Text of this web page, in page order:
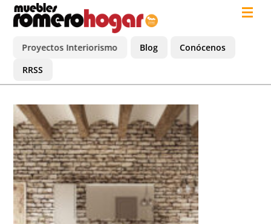
Proyectos Interiorismo Blog
Conócenos
RRSSTendencias deco 2020